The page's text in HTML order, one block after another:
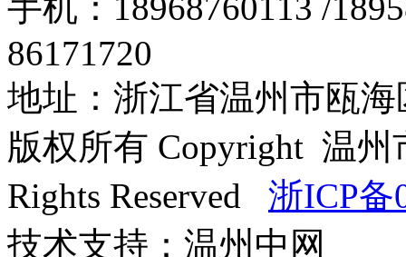
86171720
地址：浙江省温州市瓯海
版权所有 Copyright 温
Rights Reserved 浙ICP备
技术支持：温州中网